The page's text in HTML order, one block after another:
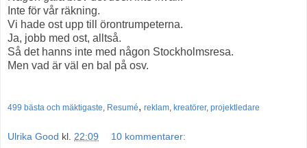
Inte för vår räkning.
Vi hade ost upp till örontrumpeterna.
Ja, jobb med ost, alltså.
Så det hanns inte med någon Stockholmsresa.
Men vad är väl en bal på osv.
499 bästa och mäktigaste, Resumé, reklam, kreatörer, projektledare
Ulrika Good kl. 22:09 10 kommentarer: